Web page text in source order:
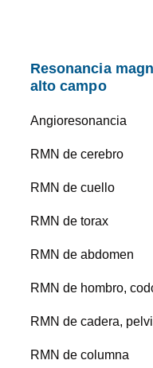
Resonancia
alto campo
Angioresonancia
RMN de cerebro
RMN de cuello
RMN de torax
RMN de abdomen
RMN de hombro,
RMN de cadera,
RMN de columna